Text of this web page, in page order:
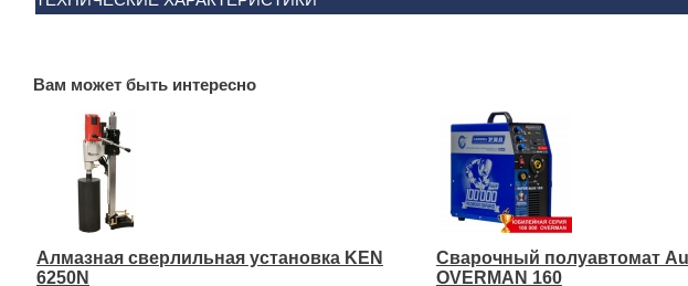
Вам может быть интересно
Алмазная сверлильная установка KEN
6250N
Сварочный полуавтомат
OVERMAN 160